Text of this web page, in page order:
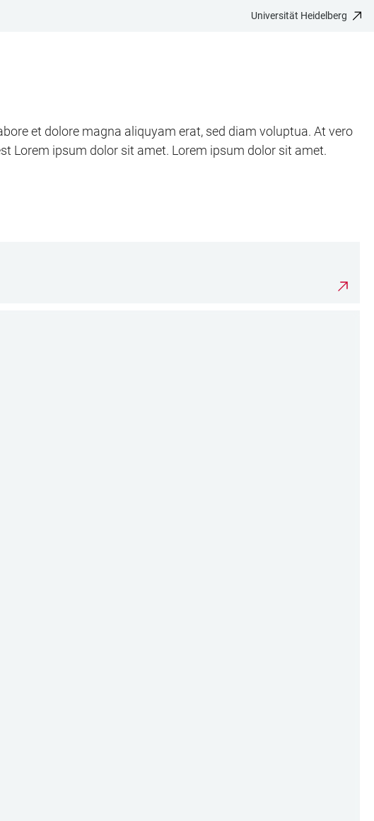
Universität Heidelberg
et dolore magna aliquyam erat, sed diam voluptua. At vero
Lorem ipsum dolor sit amet. Lorem ipsum dolor sit amet.